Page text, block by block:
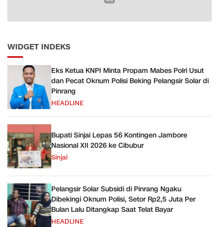
WIDGET INDEKS
Eks Ketua KNPI Minta Propam Mabes Polri Usut
dan Pecat Oknum Polisi Beking Pelangsir Solar di
Pinrang
HEADLINE
Bupati Sinjai Lepas 56 Kontingen Jambore
Nasional XII 2026 ke Cibubur
Sinjai
Pelangsir Solar Subsidi di Pinrang Ngaku
Dibekingi Oknum Polisi, Setor Rp2,5 Juta Per
Bulan Lalu Ditangkap Saat Telat Bayar
HEADLINE